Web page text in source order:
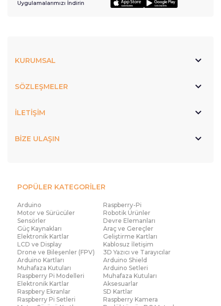
Uygulamalarımızı İndirin
KURUMSAL
SÖZLEŞMELER
İLETİŞİM
BİZE ULAŞIN
POPÜLER KATEGORİLER
Arduino
Raspberry-Pi
Motor ve Sürücüler
Robotik Ürünler
Sensörler
Devre Elemanları
Güç Kaynakları
Araç ve Gereçler
Elektronik Kartlar
Geliştirme Kartları
LCD ve Display
Kablosuz İletişim
Drone ve Bileşenler (FPV)
3D Yazıcı ve Tarayıcılar
Arduino Kartları
Arduino Shield
Muhafaza Kutuları
Arduino Setleri
Raspberry Pi Modelleri
Muhafaza Kutuları
Elektronik Kartlar
Aksesuarlar
Raspbery Ekranlar
SD Kartlar
Raspberry Pi Setleri
Raspberry Kamera